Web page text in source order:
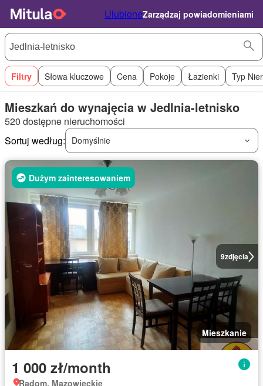
UlubioneZarządzaj powiadomieniami
Filtry Słowa kluczowe Cena Pokoje Łazienki Typ
Mieszkań do wynajęcia w Jedlnia-letnisko
520 dostępne nieruchomości
Sortuj według:
Domyślnie
9zdjęcia
Dużym zainteresowaniem
Mieszkanie
1 000 zł/month
Radom, Mazowieckie